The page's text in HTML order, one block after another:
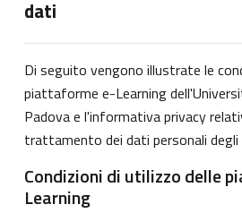
dati
Di seguito vengono illustrate le
piattaforme e-Learning
Padova e l'informativa privacy
trattamento dei dati personali
Condizioni di utilizzo delle
Learning